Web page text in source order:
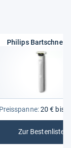
Philips
Preisspanne:20 € bis
Zur Bestenliste
: Philips